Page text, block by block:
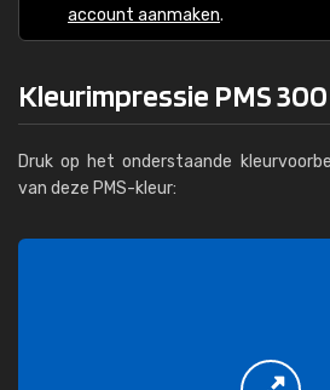
account aanmaken.
Kleurimpressie PMS 300
Druk op het onderstaande
van deze PMS-kleur: